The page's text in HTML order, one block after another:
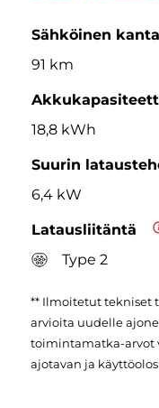
Sähköinen
91 km
18,8 kWh
Suurin
6,4 kW
Latausliitäntä
Type 2
** Ilmoitetut tekniset
arvioita uudelle
toimintamatka-arvot
ajotavan ja